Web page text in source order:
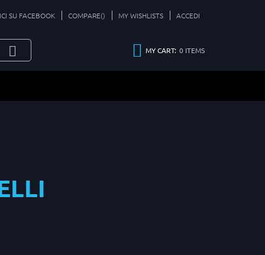
SU FACEBOOK COMPARE() MY WISHLISTS ACCEDI
MY CART: 0 ITEMS